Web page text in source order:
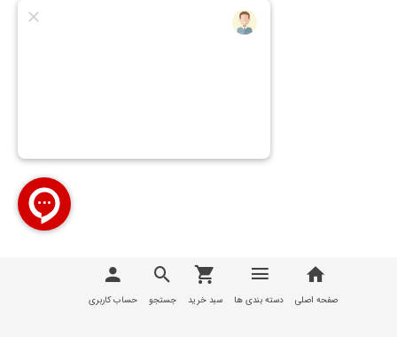
صفحه اصلی دسته بندی ها سبد خرید جستجو حساب کاربری
تمامی مطالب، عکس ها و... متعلق به سایت
تیوان صنعت |
T1Sanat